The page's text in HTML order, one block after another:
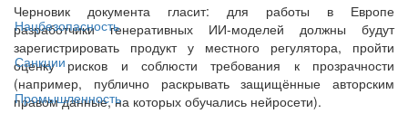
Нацбезопасность
Санкции
Промышленность
Черновик документа гласит: для работы в Европе
разработчики генеративных ИИ-моделей должны будут
зарегистрировать продукт у местного регулятора, пройти
оценку рисков и соблюсти требования к прозрачности
(например, публично раскрывать защищённые авторским
правом данные, на которых обучались нейросети).